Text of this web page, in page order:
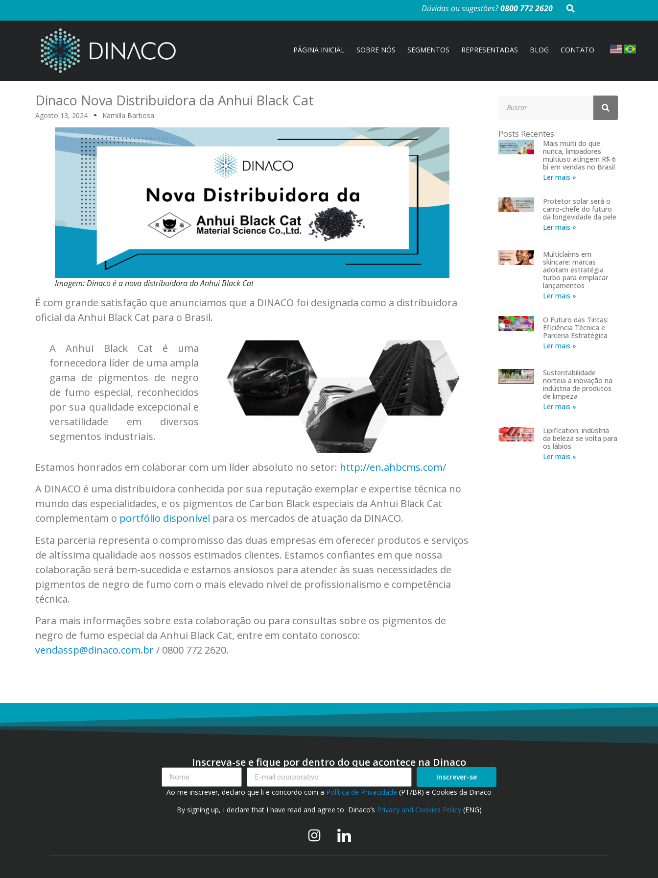
Dúvidas ou sugestões?0800 772 2620
PÁGINA INICIAL SOBRE NÓS SEGMENTOS REPRESENTADAS BLOG CONTATO
Dinaco Nova Distribuidora da Anhui Black Cat
Agosto 13, 2024 Kamilla Barbosa
Imagem: Dinaco é a nova distribuidora da Anhui Black Cat
É com grande satisfação que anunciamos que a DINACO foi designada como a distribuidora
oficial da Anhui Black Cat para o Brasil.
A Anhui Black Cat é uma
fornecedora líder de uma ampla
gama de pigmentos de negro
de fumo especial, reconhecidos
por sua qualidade excepcional e
versatilidade em diversos
segmentos industriais.
Estamos honrados em colaborar com um líder absoluto no setor: http://en.ahbcms.com/
A DINACO é uma distribuidora conhecida por sua reputação exemplar e expertise técnica no
mundo das especialidades, e os pigmentos de Carbon Black especiais da Anhui Black Cat
complementam o portfólio disponível para os mercados de atuação da DINACO.
Esta parceria representa o compromisso das duas empresas em oferecer produtos e serviços
de altíssima qualidade aos nossos estimados clientes. Estamos confiantes em que nossa
colaboração será bem-sucedida e estamos ansiosos para atender às suas necessidades de
pigmentos de negro de fumo com o mais elevado nível de profissionalismo e competência
técnica.
Para mais informações sobre esta colaboração ou para consultas sobre os pigmentos de
negro de fumo especial da Anhui Black Cat, entre em contato conosco:
vendassp@dinaco.com.br/ 0800 772 2620.
Posts Recentes
Mais multi do que
nunca, limpadores
multiuso atingem R$ 6
bi em vendas no Brasil
Ler mais »
Protetor solar será o
carro-chefe do futuro
da longevidade da pele
Ler mais »
Multiclaims em
skincare: marcas
adotam estratégia
turbo para emplacar
lançamentos
Ler mais »
O Futuro das Tintas:
Eficiência Técnica e
Parceria Estratégica
Ler mais »
Sustentabilidade
norteia a inovação na
indústria de produtos
de limpeza
Ler mais »
Lipification: indústria
da beleza se volta para
os lábios
Ler mais »
Inscreva-se e fique por dentro do que acontece na Dinaco
Inscrever-se
Ao me inscrever, declaro que li e concordo com a Política de Privacidade (PT/BR) e Cookies da Dinaco
By signing up, I declare that I have read and agree to Dinaco’s Privacy and Cookies Policy(ENG)